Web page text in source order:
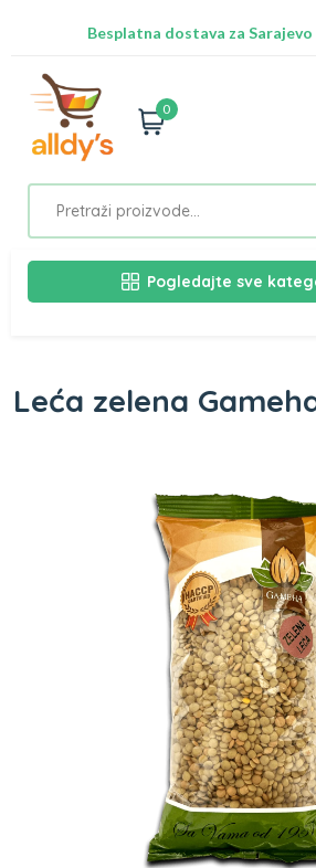
Besplatna dostava za
0
Pogledajte sve
Leća zelena